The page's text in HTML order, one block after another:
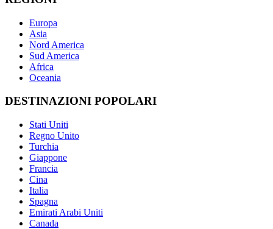
Europa
Asia
Nord America
Sud America
Africa
Oceania
DESTINAZIONI POPOLARI
Stati Uniti
Regno Unito
Turchia
Giappone
Francia
Cina
Italia
Spagna
Emirati Arabi Uniti
Canada